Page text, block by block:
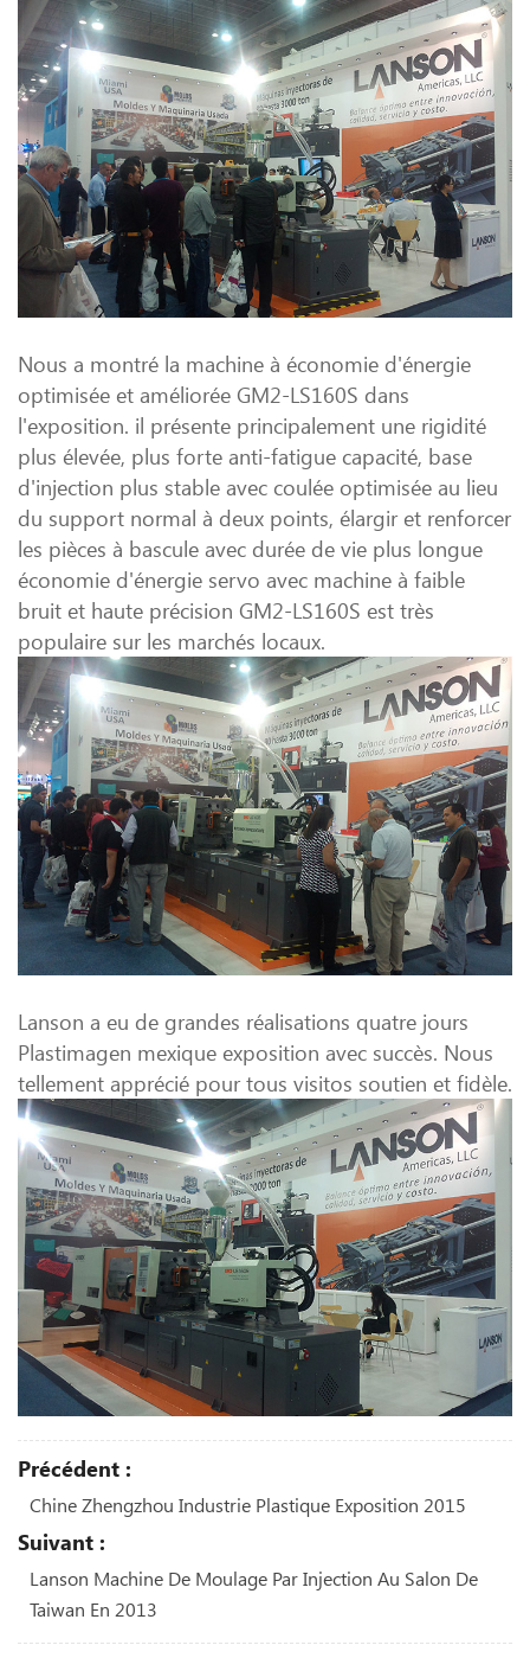
Nous a montré la machine à économie d'énergie
optimisée et améliorée GM2-LS160S dans
l'exposition. il présente principalement une rigidité
plus élevée, plus forte anti-fatigue capacité, base
d'injection plus stable avec coulée optimisée au lieu
du support normal à deux points, élargir et renforcer
les pièces à bascule avec durée de vie plus longue
économie d'énergie servo avec machine à faible
bruit et haute précision GM2-LS160S est très
populaire sur les marchés locaux.
Lanson a eu de grandes réalisations quatre jours
Plastimagen mexique exposition avec succès. Nous
tellement apprécié pour tous visitos soutien et fidèle.
Précédent :
Chine Zhengzhou Industrie Plastique Exposition 2015
Suivant :
Lanson Machine De Moulage Par Injection Au Salon De
Taiwan En 2013